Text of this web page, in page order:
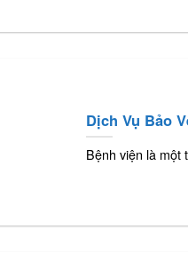
Dịch Vụ Bảo
Bệnh viện là một